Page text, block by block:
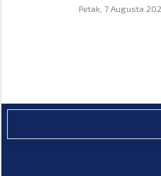
Petak, 7 Augusta